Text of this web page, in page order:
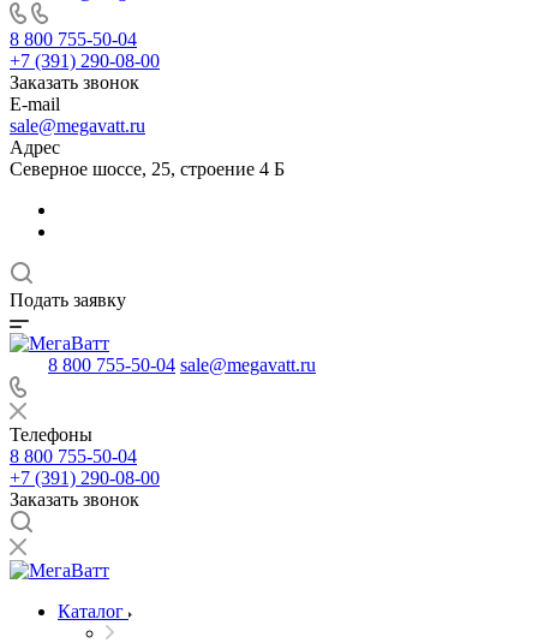
8 800 755-50-04
+7 (391) 290-08-00
Заказать звонок
E-mail
sale@megavatt.ru
Адрес
Северное шоссе, 25, строение 4 Б
Подать заявку
8 800 755-50-04 sale@megavatt.ru
Телефоны
8 800 755-50-04
+7 (391) 290-08-00
Заказать звонок
Каталог